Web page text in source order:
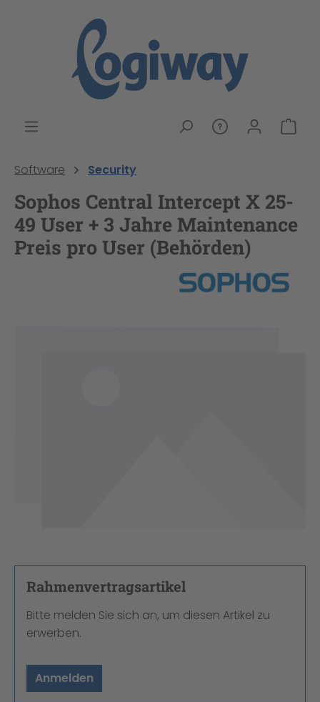
Software Security
Sophos Central Intercept X 25-
49 User + 3 Jahre Maintenance
Preis pro User (Behörden)
Rahmenvertragsartikel
Bitte melden Sie sich an, um diesen Artikel zu
erwerben.
Anmelden